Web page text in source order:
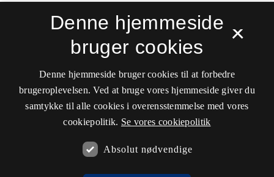
Sprogforum. Tidsskrift for sprog- og
kulturpædagogik
ISSN 0909-9328 (Trykt)
ISSN 1399-8617 (Online)
Tilgængelighedserklæring
Det Kgl. Bibliotek
×
Denne hjemmeside
bruger cookies
Denne hjemmeside bruger cookies til at forbedre
brugeroplevelsen. Ved at bruge vores hjemmeside giver du
samtykke til alle cookies i overensstemmelse med vores
cookiepolitik. Se vores cookiepolitik
Absolut nødvendige